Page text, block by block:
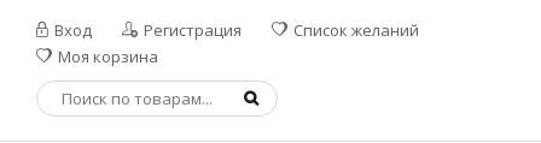
Вход Регистрация
Список желаний
Моя корзина